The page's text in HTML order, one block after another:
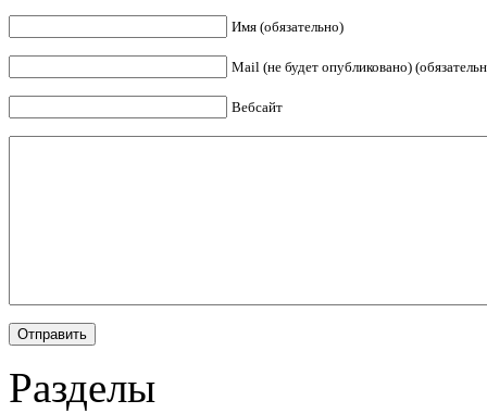
Имя (обязательно)
Mail (не будет опубликовано)
Вебсайт
Разделы